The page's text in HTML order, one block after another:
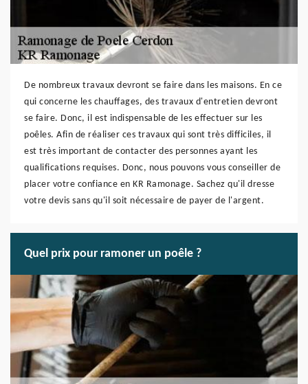
De nombreux travaux devront se faire dans les maisons. En ce
qui concerne les chauffages, des travaux d'entretien devront
se faire. Donc, il est indispensable de les effectuer sur les
poêles. Afin de réaliser ces travaux qui sont très difficiles, il
est très important de contacter des personnes ayant les
qualifications requises. Donc, nous pouvons vous conseiller de
placer votre confiance en KR Ramonage. Sachez qu'il dresse
votre devis sans qu'il soit nécessaire de payer de l'argent.
Quel prix pour ramoner un poêle ?